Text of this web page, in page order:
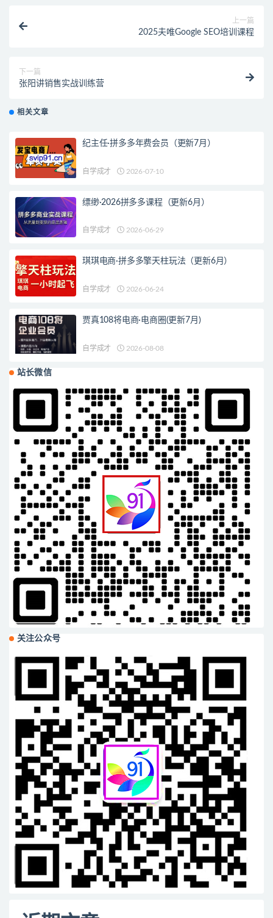
上一篇
2025夫唯Google SEO培训课程
下一篇
张阳讲销售实战训练营
相关文章
纪主任·拼多多年费会员（更新7月）
自学成才 2026-07-10
缥缈·2026拼多多课程（更新6月）
自学成才 2026-06-29
琪琪电商·拼多多擎天柱玩法（更新6月）
自学成才 2026-06-24
贾真108将电商·电商圈(更新7月)
自学成才 2026-08-08
站长微信
关注公众号